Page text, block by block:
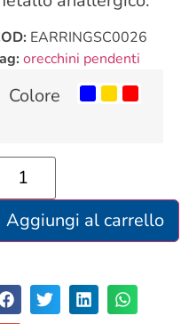
EARRINGSC0026
orecchini pendenti
Colore
Aggiungi al carrello